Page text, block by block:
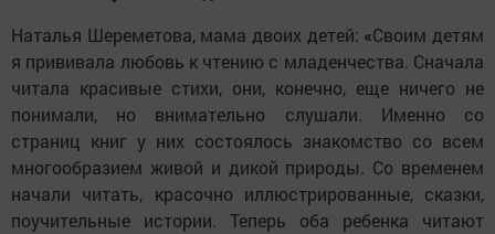
Наталья Шереметова, мама двоих детей: «Своим детям
я прививала любовь к чтению с младенчества. Сначала
читала красивые стихи, они, конечно, еще ничего не
понимали, но внимательно слушали. Именно со
страниц книг у них состоялось знакомство со всем
многообразием живой и дикой природы. Со временем
начали читать, красочно иллюстрированные, сказки,
поучительные истории. Теперь оба ребенка читают